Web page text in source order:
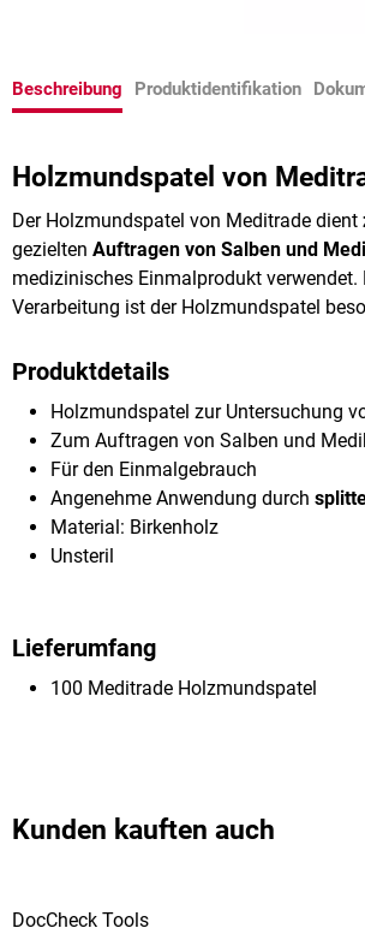
Beschreibung Produktidentifikation
Holzmundspatel von
Der Holzmundspatel von Meditrade dient
gezielten Auftragen von Salben und
medizinisches Einmalprodukt
Verarbeitung ist der Holzmundspatel
Produktdetails
Holzmundspatel zur Untersuchung
Zum Auftragen von Salben und
Für den Einmalgebrauch
Angenehme Anwendung durch
Material: Birkenholz
Unsteril
Lieferumfang
100 Meditrade Holzmundspatel
Kunden kauften auch
DocCheck Tools